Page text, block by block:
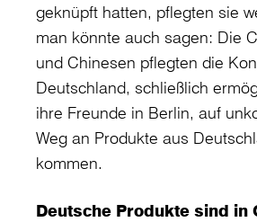
geknüpft hatten, pflegten sie
man könnte auch sagen: Die
und Chinesen pflegten die
Deutschland, schließlich
ihre Freunde in Berlin, auf
Weg an Produkte aus
kommen.
Deutsche Produkte sind in